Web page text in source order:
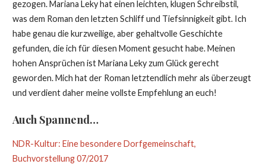
gezogen. Mariana Leky hat einen leichten, klugen Schreibstil,
was dem Roman den letzten Schliff und Tiefsinnigkeit gibt. Ich
habe genau die kurzweilige, aber gehaltvolle Geschichte
gefunden, die ich für diesen Moment gesucht habe. Meinen
hohen Ansprüchen ist Mariana Leky zum Glück gerecht
geworden. Mich hat der Roman letztendlich mehr als überzeugt
und verdient daher meine vollste Empfehlung an euch!
Auch Spannend…
NDR-Kultur: Eine besondere Dorfgemeinschaft,
Buchvorstellung 07/2017